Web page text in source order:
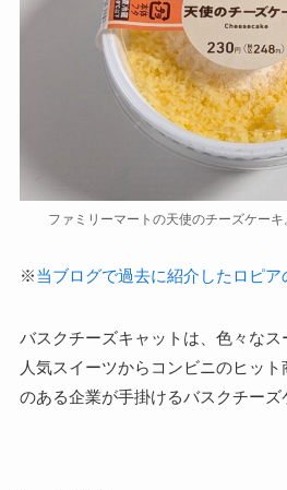
ファミリーマートの天使のチーズケーキ
※当ブログで過去に紹介したロピ
バスクチーズキャットは、色々な
人気スイーツからコンビニのヒッ
のある企業が手掛けるバスクチーズ